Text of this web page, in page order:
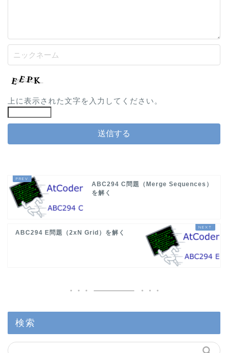
上に表示された文字を入力してください。
ABC294 C問題（Merge Sequences）
を解く
ABC294 E問題（2xN Grid）を解く
検索